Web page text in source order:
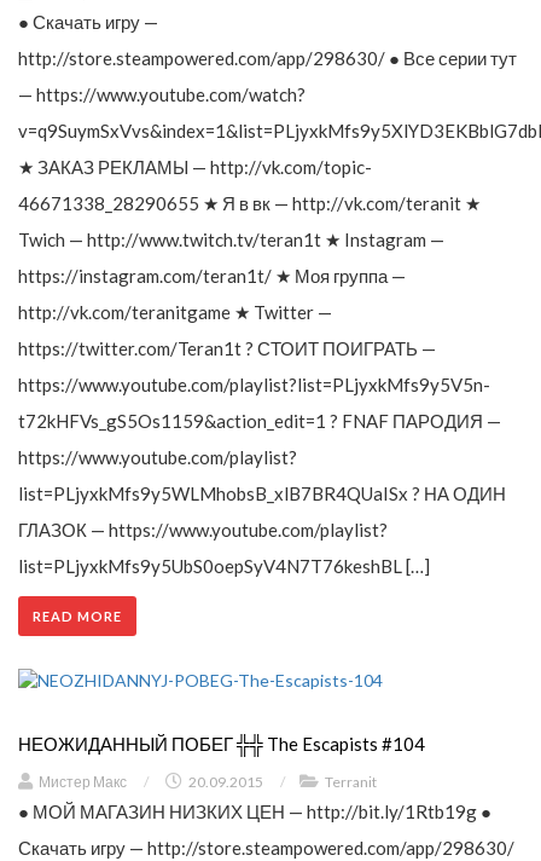
● Скачать игру —
http://store.steampowered.com/app/298630/ ● Все серии тут
— https://www.youtube.com/watch?
★ ЗАКАЗ РЕКЛАМЫ — http://vk.com/topic-
46671338_28290655 ★ Я в вк — http://vk.com/teranit ★
Twich — http://www.twitch.tv/teran1t ★ Instagram —
https://instagram.com/teran1t/ ★ Моя группа —
http://vk.com/teranitgame ★ Twitter —
https://twitter.com/Teran1t ? СТОИТ ПОИГРАТЬ —
https://www.youtube.com/playlist?list=PLjyxkMfs9y5V5n-
t72kHFVs_gS5Os1159&action_edit=1 ? FNAF ПАРОДИЯ —
https://www.youtube.com/playlist?
list=PLjyxkMfs9y5WLMhobsB_xlB7BR4QUaISx ? НА ОДИН
ГЛАЗОК — https://www.youtube.com/playlist?
list=PLjyxkMfs9y5UbS0oepSyV4N7T76keshBL […]
READ MORE
НЕОЖИДАННЫЙ ПОБЕГ ╬╬ The Escapists #104
Мистер Макс / 20.09.2015 / Terranit
● МОЙ МАГАЗИН НИЗКИХ ЦЕН — http://bit.ly/1Rtb19g ●
Скачать игру — http://store.steampowered.com/app/298630/